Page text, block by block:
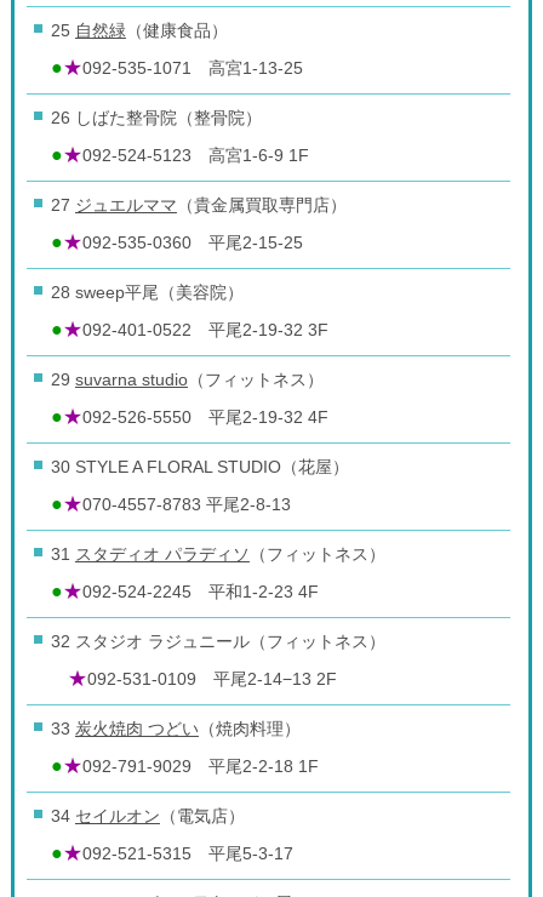
25 自然緑（健康食品）
●★092-535-1071 高宮1-13-25
26 しばた整骨院（整骨院）
●★092-524-5123 高宮1-6-9 1F
27 ジュエルママ （貴金属買取専門店）
●★092-535-0360 平尾2-15-25
28 sweep平尾（美容院）
●★092-401-0522 平尾2-19-32 3F
29 suvarna studio（フィットネス）
●★092-526-5550 平尾2-19-32 4F
30 STYLE A FLORAL STUDIO（花屋）
●★070-4557-8783 平尾2-8-13
31 スタディオ パラディソ （フィットネス）
●★092-524-2245 平和1-2-23 4F
32 スタジオ ラジュニール（フィットネス）
★092-531-0109 平尾2-14−13 2F
33 炭火焼肉 つどい （焼肉料理）
●★092-791-9029 平尾2-2-18 1F
34 セイルオン （電気店）
●★092-521-5315 平尾5-3-17